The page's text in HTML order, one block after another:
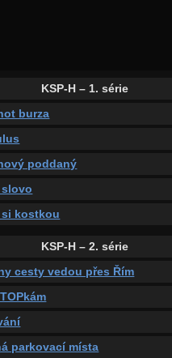
KSP-H – 1. série
burza
poddaný
slovo
si kostkou
KSP-H – 2. série
cesty vedou přes Řím
parkovací místa